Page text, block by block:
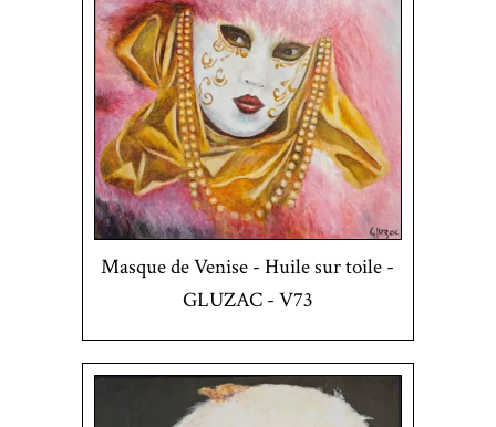
Masque de Venise - Huile sur toile -
GLUZAC - V73